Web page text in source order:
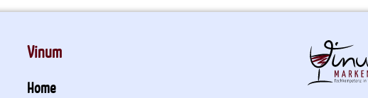
Vinum
Home